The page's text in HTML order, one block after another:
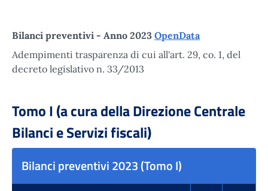
Bilanci preventivi - Anno 2023 OpenData
Adempimenti trasparenza di cui all'art. 29, co. 1, del
decreto legislativo n. 33/2013
Tomo I (a cura della Direzione Centrale
Bilanci e Servizi fiscali)
Bilanci preventivi 2023 (Tomo I)